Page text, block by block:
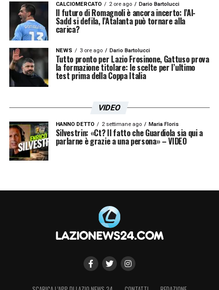
CALCIOMERCATO 2 ore ago Dario Bartolucci
Il futuro di Romagnoli è ancora incerto: l’Al-
Sadd si defila, l’Atalanta può tornare alla
carica?
NEWS 3 ore ago Dario Bartolucci
Tutto pronto per Lazio Frosinone, Gattuso prova
la formazione titolare: le scelte per l’ultimo
test prima della Coppa Italia
VIDEO
HANNO DETTO 2 settimane ago Maria Floris
Silvestrin: «Ct? Il fatto che Guardiola sia qui a
parlarne è grazie a una persona» – VIDEO